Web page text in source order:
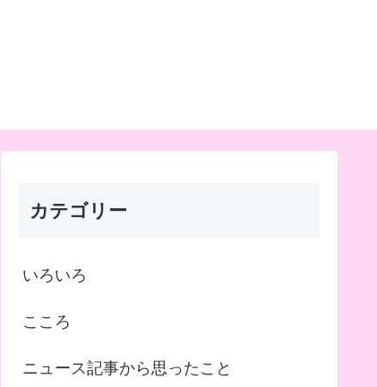
カテゴリー
いろいろ
こころ
ニュース記事から思ったこと